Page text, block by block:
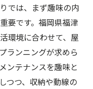
では、まず趣味の内
要です。福岡県福津
環境に合わせて、屋
ランニングが求めら
ンテナンスを趣味と
つつ、収納や動線の